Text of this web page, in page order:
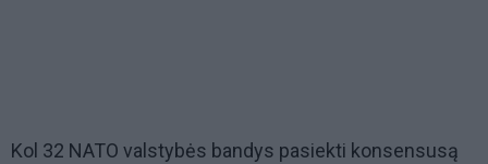
Kol 32 NATO valstybės bandys pasiekti konsensusą